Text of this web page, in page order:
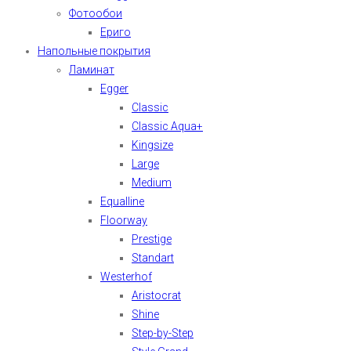
Фотообои
Ериго
Напольные покрытия
Ламинат
Egger
Classic
Classic Aqua+
Kingsize
Large
Medium
Equalline
Floorway
Prestige
Standart
Westerhof
Aristocrat
Shine
Step-by-Step